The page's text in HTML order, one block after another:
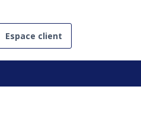
Espace client